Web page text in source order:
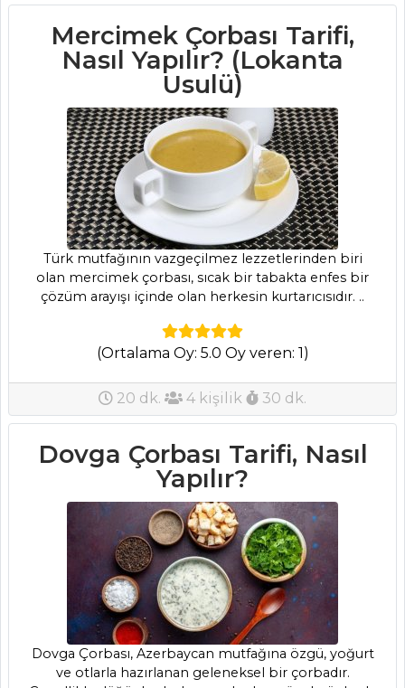
Börek Tarifi, Nasıl
Yapılır?
Biberli Üçgen
Nasıl Yapılır?
Boşnak Böreği
Tarifi, Nasıl Yapılır?
Hamur İşleri Tüm
Tarifleri
ÇORBALAR
Kabak Ezmeli Ve
Rezeneli Patates
Yapılır?
Süzme Sebze
Yapılır?
Kereviz Çorbası
Tarifi, Nasıl Yapılır?
Çorbalar Tüm
Tarifleri
SEBZE
YEMEKLERI
Mercimek Çorbası Tarifi,
Nasıl Yapılır? (Lokanta
Usulü)
Türk mutfağının vazgeçilmez lezzetlerinden biri
olan mercimek çorbası, sıcak bir tabakta enfes bir
çözüm arayışı içinde olan herkesin kurtarıcısıdır. ..
(Ortalama Oy: 5.0 Oy veren: 1)
20 dk. 4 kişilik 30 dk.
Dovga Çorbası Tarifi, Nasıl
Yapılır?
Dovga Çorbası, Azerbaycan mutfağına özgü, yoğurt
ve otlarla hazırlanan geleneksel bir çorbadır.